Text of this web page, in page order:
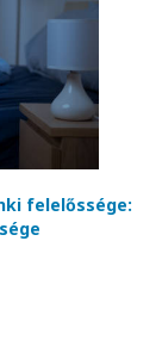
felelőssége: